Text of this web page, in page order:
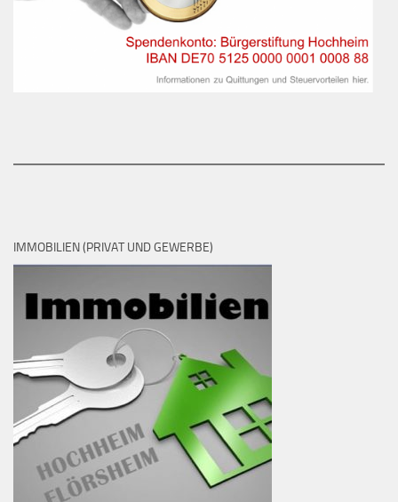
IMMOBILIEN (PRIVAT UND GEWERBE)